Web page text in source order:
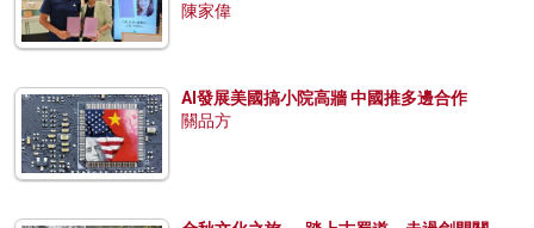
陳家偉
AI發展美國搞小院高牆 中國推多邊合作
關品方